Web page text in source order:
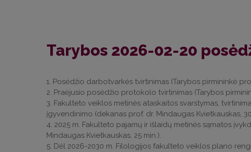
Tarybos 2026-02-20
1. Posėdžio darbotvarkės tvirtinimas (Tarybos pirmininkė
2. Praėjusio posėdžio protokolo tvirtinimas (Tarybos
3. Fakulteto veiklos metinės ataskaitos svarstymas,
įgyvendinimo (dekanas prof. dr. Mindaugas Kvietkauskas,
4. 2025 m. Fakulteto pajamų ir išlaidų metinės sąmatos
Mindaugas Kvietkauskas, 25 min.).
5. Dėl 2026-2030 m. Filologijos fakulteto veiklos plano